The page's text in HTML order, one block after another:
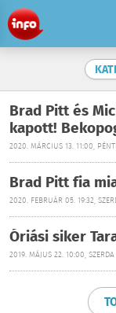
Brad Pitt és
kapott!
2020. MÁRCIUS 13. 11:00,
Brad Pitt fia
2020. FEBRUÁR 05. 19:32,
Óriási siker
2019. MÁJUS 22. 10:00,